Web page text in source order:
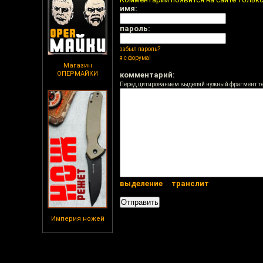
Магазин
ОПЕРМАЙКИ
Империя ножей
имя:
пароль:
забыл пароль?
я с форума!
комментарий:
Перед цитированием выделяй нужный фрагмент
выделение транслит